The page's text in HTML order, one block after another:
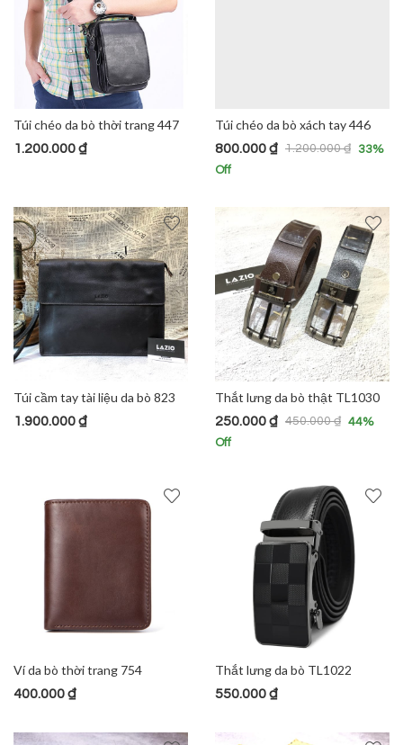
Túi chéo da bò thời trang 447
1.200.000₫
Túi chéo da bò xách tay 446
1.200.000₫
800.000₫ 33%
Off
Túi cầm tay tài liệu da bò 823
1.900.000₫
Thắt lưng da bò thật TL1030
450.000₫
250.000₫ 44%
Off
Ví da bò thời trang 754
400.000₫
Thắt lưng da bò TL1022
550.000₫